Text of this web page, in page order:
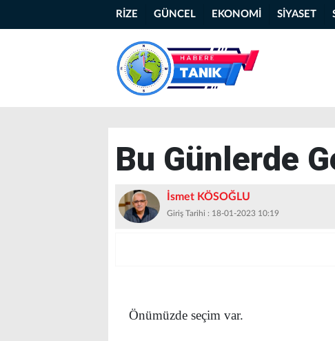
RİZE GÜNCEL EKONOMİ SİYASET
Bu Günlerde
İsmet KÖSOĞLU
Giriş Tarihi : 18-01-2023 10:19
Önümüzde seçim var.